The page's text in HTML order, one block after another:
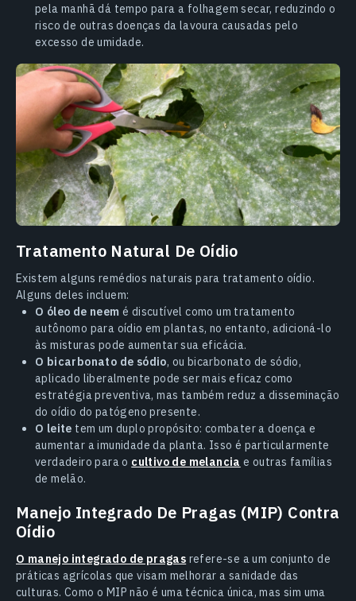
pela manhã dá tempo para a folhagem secar, reduzindo o
risco de outras doenças da lavoura causadas pelo
excesso de umidade.
Tratamento Natural De Oídio
Existem alguns remédios naturais para tratamento oídio.
Alguns deles incluem:
O óleo de neem é discutível como um tratamento
autônomo para oídio em plantas, no entanto, adicioná-lo
às misturas pode aumentar sua eficácia.
O bicarbonato de sódio, ou bicarbonato de sódio,
aplicado liberalmente pode ser mais eficaz como
estratégia preventiva, mas também reduz a disseminação
do oídio do patógeno presente.
O leite tem um duplo propósito: combater a doença e
aumentar a imunidade da planta. Isso é particularmente
verdadeiro para o cultivo de melancia e outras famílias
de melão.
Manejo Integrado De Pragas (MIP) Contra
Oídio
O manejo integrado de pragas refere-se a um conjunto de
práticas agrícolas que visam melhorar a sanidade das
culturas. Como o MIP não é uma técnica única, mas sim uma